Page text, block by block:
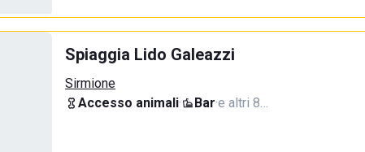
Spiaggia Lido Galeazzi
Sirmione
Accesso animali· Bar·e altri 8…